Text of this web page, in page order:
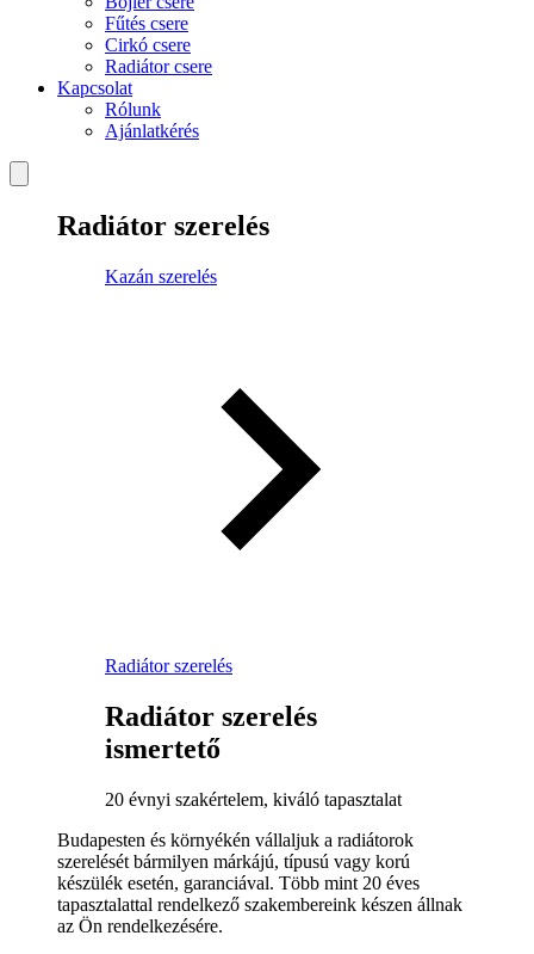
Fűtés csere
Cirkó csere
Radiátor csere
Kapcsolat
Rólunk
Ajánlatkérés
Radiátor szerelés
Kazán szerelés
Radiátor szerelés
Radiátor szerelés
ismertető
20 évnyi szakértelem, kiváló tapasztalat
Budapesten és környékén vállaljuk a radiátorok
szerelését bármilyen márkájú, típusú vagy korú
készülék esetén, garanciával. Több mint 20 éves
tapasztalattal rendelkező szakembereink készen állnak
az Ön rendelkezésére.